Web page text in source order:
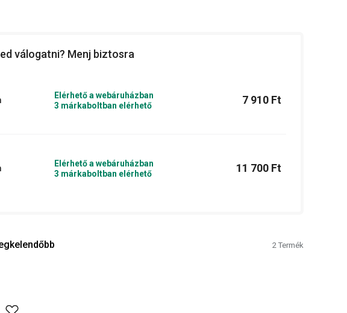
válogatni? Menj biztosra
Elérhető a webáruházban
3 márkaboltban elérhető
7 910 Ft
Elérhető a webáruházban
3 márkaboltban elérhető
11 700 Ft
2Termék